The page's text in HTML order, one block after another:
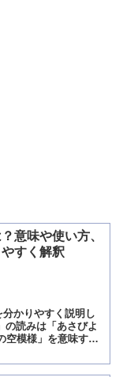
意味や使い方、
すく解釈
かりやすく説明し
の読みは「あさびよ
空模様」を意味する